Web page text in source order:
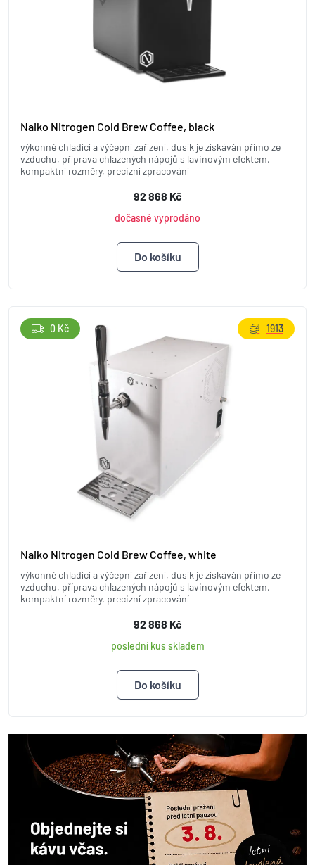
Naiko Nitrogen Cold Brew Coffee, black
výkonné chladící a výčepní zařízení, dusík je získáván přímo ze
vzduchu, příprava chlazených nápojů s lavinovým efektem,
kompaktní rozměry, precizní zpracování
92 868 Kč
dočasně vyprodáno
Naiko Nitrogen Cold Brew Coffee, white
výkonné chladící a výčepní zařízení, dusík je získáván přímo ze
vzduchu, příprava chlazených nápojů s lavinovým efektem,
kompaktní rozměry, precizní zpracování
92 868 Kč
poslední kus skladem
0 Kč 1913